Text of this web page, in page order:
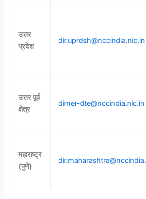
उत्तर
प्रदेश
dir.uprdsh@nccindia.nic.in
उत्तर पूर्व
क्षेत्र
dirner-dte@nccindia.nic.in
महाराष्ट्र
(पुणे)